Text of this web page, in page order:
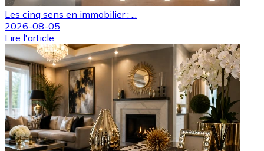
Les cinq sens en immobilier : ...
2026-08-05
Lire l'article